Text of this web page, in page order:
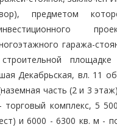
предметом
гаража-
Декабрьская, вл. 11
часть (2 и 3
торговый комплекс, 5
и 6000 - 6300 кв. м -